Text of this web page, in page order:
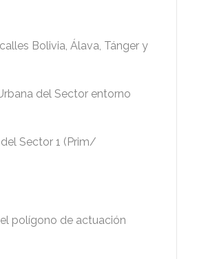
Bolivia, Álava, Tánger y
del Sector entorno
Sector 1 (Prim/
polígono de actuación